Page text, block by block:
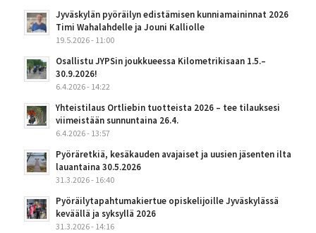
Jyväskylän pyöräilyn edistämisen kunniamaininnat 2026
Timi Wahalahdelle ja Jouni Kalliolle
19.5.2026 - 11:00
Osallistu JYPSin joukkueessa Kilometrikisaan 1.5.–
30.9.2026!
6.4.2026 - 14:22
Yhteistilaus Ortliebin tuotteista 2026 – tee tilauksesi
viimeistään sunnuntaina 26.4.
6.4.2026 - 13:57
Pyöräretkiä, kesäkauden avajaiset ja uusien jäsenten ilta
lauantaina 30.5.2026
31.3.2026 - 16:40
Pyöräilytapahtumakiertue opiskelijoille Jyväskylässä
keväällä ja syksyllä 2026
31.3.2026 - 14:16